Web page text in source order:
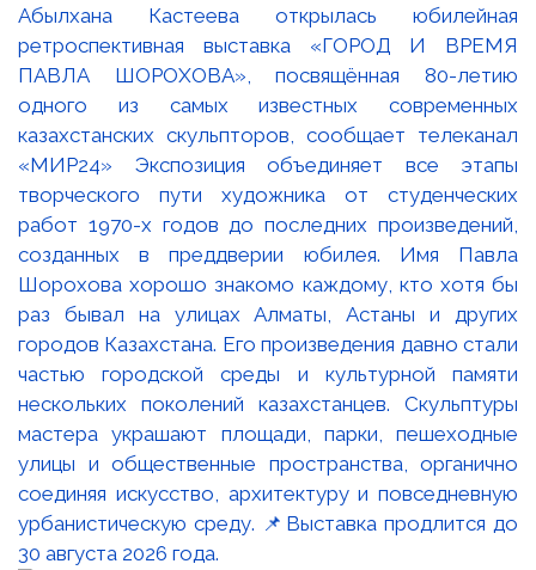
Абылхана Кастеева открылась юбилейная
ретроспективная выставка «ГОРОД И ВРЕМЯ
ПАВЛА ШОРОХОВА», посвящённая 80-летию
одного из самых известных современных
казахстанских скульпторов, сообщает телеканал
«МИР24» Экспозиция объединяет все этапы
творческого пути художника от студенческих
работ 1970-х годов до последних произведений,
созданных в преддверии юбилея. Имя Павла
Шорохова хорошо знакомо каждому, кто хотя бы
раз бывал на улицах Алматы, Астаны и других
городов Казахстана. Его произведения давно стали
частью городской среды и культурной памяти
нескольких поколений казахстанцев. Скульптуры
мастера украшают площади, парки, пешеходные
улицы и общественные пространства, органично
соединяя искусство, архитектуру и повседневную
урбанистическую среду. 📌Выставка продлится до
30 августа 2026 года.